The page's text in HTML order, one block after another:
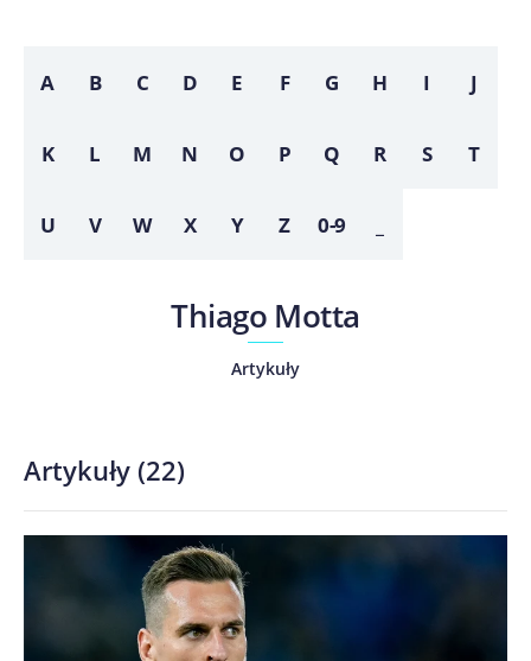
A B C D E F G H I J
K L M N O P Q R S T
U V W X Y Z 0-9
Thiago Motta
Artykuły
Artykuły (22)